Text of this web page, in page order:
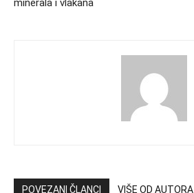
minerala i vlakana
POVEZANI ČLANCI VIŠE OD AUTORA